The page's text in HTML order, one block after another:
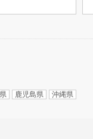
鹿児島県 沖縄県